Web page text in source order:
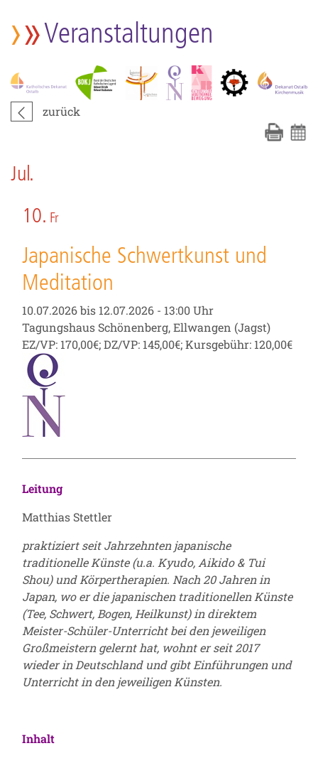
Veranstaltungen
zurück
Jul.
10. Fr
Japanische Schwertkunst und
Meditation
10.07.2026 bis 12.07.2026 - 13:00 Uhr
Tagungshaus Schönenberg, Ellwangen (Jagst)
EZ/VP: 170,00€; DZ/VP: 145,00€; Kursgebühr: 120,00€
Leitung
Matthias Stettler
praktiziert seit Jahrzehnten japanische
traditionelle Künste (u.a. Kyudo, Aikido & Tui
Shou) und Körpertherapien. Nach 20 Jahren in
Japan, wo er die japanischen traditionellen Künste
(Tee, Schwert, Bogen, Heilkunst) in direktem
Meister-Schüler-Unterricht bei den jeweiligen
Großmeistern gelernt hat, wohnt er seit 2017
wieder in Deutschland und gibt Einführungen und
Unterricht in den jeweiligen Künsten.
Inhalt